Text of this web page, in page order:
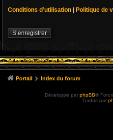
Conditions d’utilisation | Politique de
S’enregistrer
Portail Index du forum
Développé par phpBB®
Traduit par